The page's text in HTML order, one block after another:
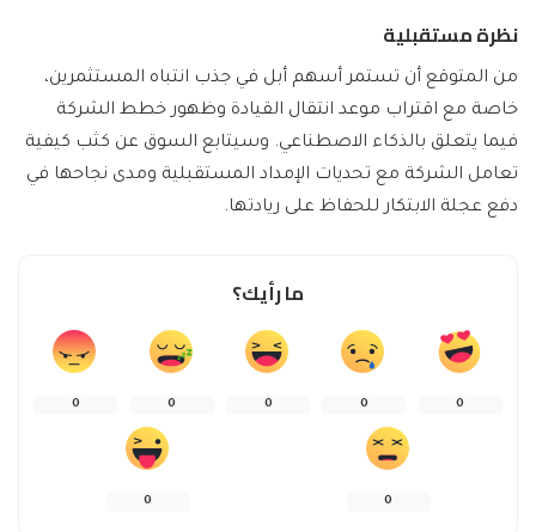
نظرة مستقبلية
من المتوقع أن تستمر أسهم أبل في جذب انتباه المستثمرين،
خاصة مع اقتراب موعد انتقال القيادة وظهور خطط الشركة
فيما يتعلق بالذكاء الاصطناعي. وسيتابع السوق عن كثب كيفية
تعامل الشركة مع تحديات الإمداد المستقبلية ومدى نجاحها في
دفع عجلة الابتكار للحفاظ على ريادتها.
ما رأيك؟
0
0
0
0
0
0
0